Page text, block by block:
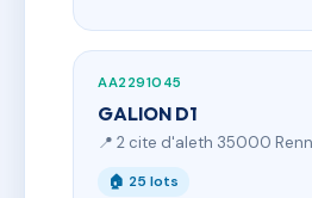
AA2291045
GALION D1
📍 2 cite d'aleth 35000
🏠 25 lots